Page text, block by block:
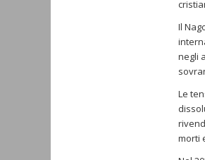
Il
negli
Le
morti